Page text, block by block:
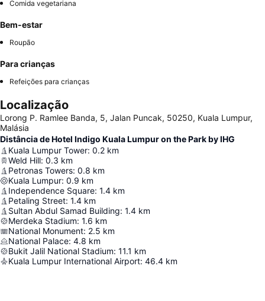
Comida vegetariana
Bem-estar
Roupão
Para crianças
Refeições para crianças
Localização
Lorong P. Ramlee Banda, 5, Jalan Puncak, 50250, Kuala Lumpur,
Malásia
Distância de Hotel Indigo Kuala Lumpur on the Park by IHG
Kuala Lumpur Tower: 0.2 km
Weld Hill: 0.3 km
Petronas Towers: 0.8 km
Kuala Lumpur: 0.9 km
Independence Square: 1.4 km
Petaling Street: 1.4 km
Sultan Abdul Samad Building: 1.4 km
Merdeka Stadium: 1.6 km
National Monument: 2.5 km
National Palace: 4.8 km
Bukit Jalil National Stadium: 11.1 km
Kuala Lumpur International Airport: 46.4 km